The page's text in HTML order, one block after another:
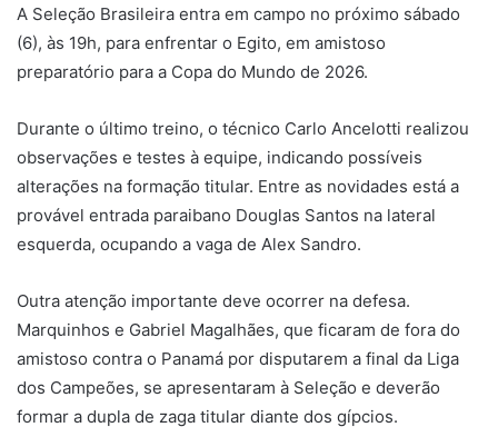
A Seleção Brasileira entra em campo no próximo sábado
(6), às 19h, para enfrentar o Egito, em amistoso
preparatório para a Copa do Mundo de 2026.
Durante o último treino, o técnico Carlo Ancelotti realizou
observações e testes à equipe, indicando possíveis
alterações na formação titular. Entre as novidades está a
provável entrada paraibano Douglas Santos na lateral
esquerda, ocupando a vaga de Alex Sandro.
Outra atenção importante deve ocorrer na defesa.
Marquinhos e Gabriel Magalhães, que ficaram de fora do
amistoso contra o Panamá por disputarem a final da Liga
dos Campeões, se apresentaram à Seleção e deverão
formar a dupla de zaga titular diante dos gípcios.